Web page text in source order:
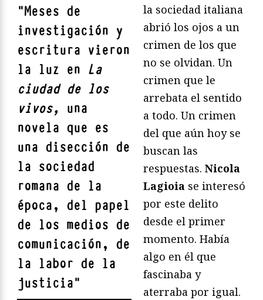
"Meses de
investigación y
escritura vieron
la luz en La
ciudad de los
vivos, una
novela que es
una disección de
la sociedad
romana de la
época, del papel
de los medios de
comunicación, de
la labor de la
justicia"
la sociedad italiana
abrió los ojos a un
crimen de los que
no se olvidan. Un
crimen que le
arrebata el sentido
a todo. Un crimen
del que aún hoy se
buscan las
respuestas. Nicola
Lagioia se interesó
por este delito
desde el primer
momento. Había
algo en él que
fascinaba y
aterraba por igual.